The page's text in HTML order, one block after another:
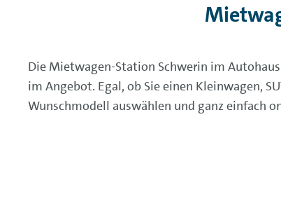
Die Mietwagen-Station Schwerin im
im Angebot. Egal, ob Sie einen Kleinwagen,
Wunschmodell auswählen und ganz einfach